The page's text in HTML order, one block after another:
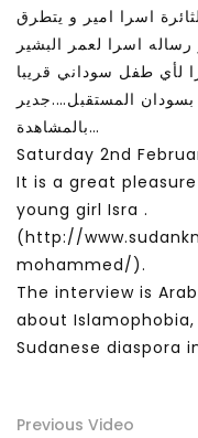
اسرا امير و يتطرق
اسرا لعمر البشير
لأي طفل سوداني قريبا
المستقبل….جدير
بالمشاهدة…
Saturday 2nd
It is a great
young girl Isra .
(http://
mohammed/).
The interview is
about
Sudanese diaspora
Previous Video